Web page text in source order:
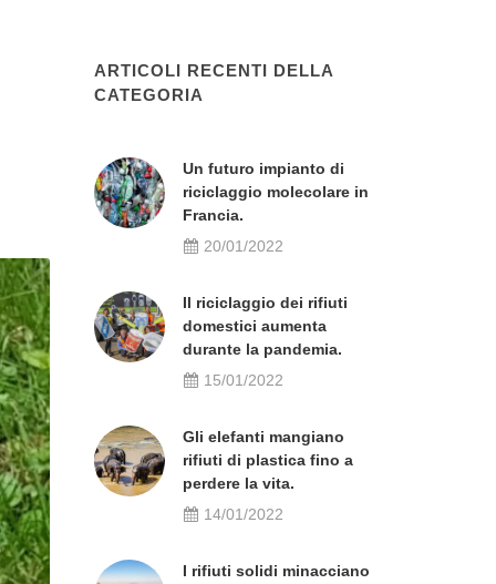
ARTICOLI RECENTI DELLA
CATEGORIA
Un futuro impianto di
riciclaggio molecolare in
Francia.
20/01/2022
Il riciclaggio dei rifiuti
domestici aumenta
durante la pandemia.
15/01/2022
Gli elefanti mangiano
rifiuti di plastica fino a
perdere la vita.
14/01/2022
I rifiuti solidi minacciano